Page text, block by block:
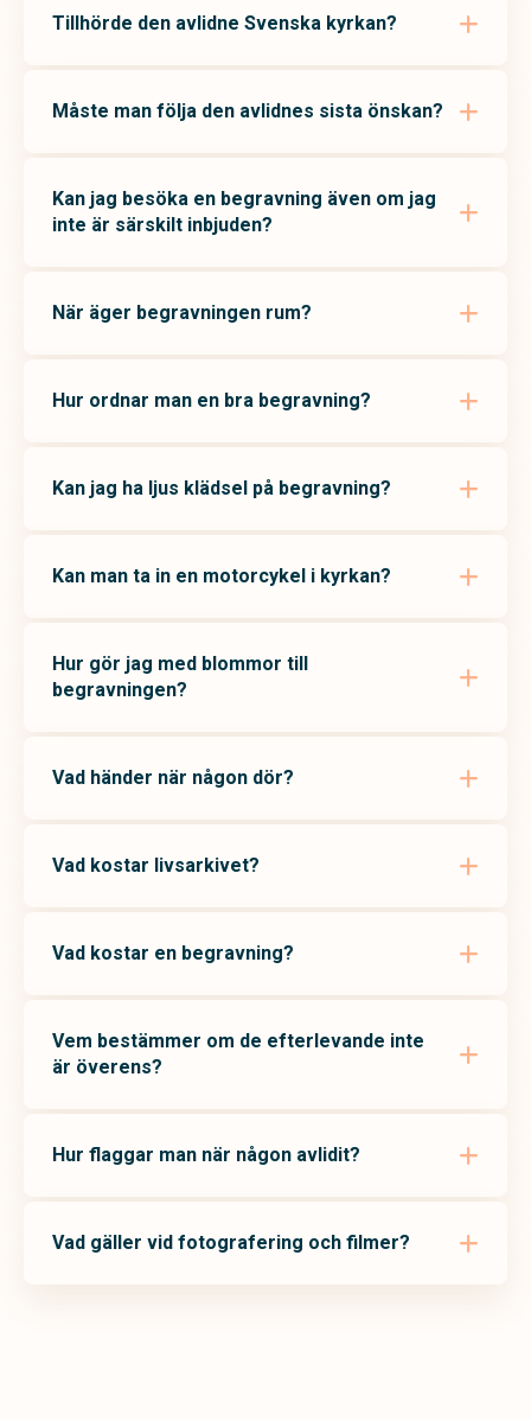
Tillhörde den avlidne Svenska kyrkan?
Måste man följa den avlidnes sista önskan?
Kan jag besöka en begravning även om jag
inte är särskilt inbjuden?
När äger begravningen rum?
Hur ordnar man en bra begravning?
Kan jag ha ljus klädsel på begravning?
Kan man ta in en motorcykel i kyrkan?
Hur gör jag med blommor till
begravningen?
Vad händer när någon dör?
Vad kostar livsarkivet?
Vad kostar en begravning?
Vem bestämmer om de efterlevande inte
är överens?
Hur flaggar man när någon avlidit?
Vad gäller vid fotografering och filmer?